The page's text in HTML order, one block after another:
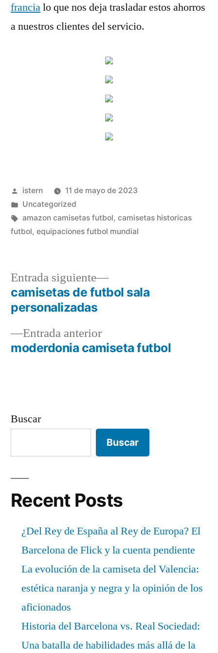
francialo que nos deja trasladar estos ahorros
a nuestros clientes del servicio.
Publicado
por
istern
11 de mayo de 2023
Publicado
en
Uncategorized
Etiquetas:
amazon camisetas futbol, camisetas historicas
futbol, equipaciones futbol mundial
Navegación
entradas
Entrada anteriorEntrada
anterior:
moderdonia camiseta futbol
Entrada siguiente
Entrada
siguiente:
camisetas de futbol sala
personalizadas
Buscar
Buscar
Recent Posts
¿Del Rey de España al Rey de Europa? El
Barcelona de Flick y la cuenta pendiente
La evolución de la camiseta del Valencia:
estética naranja y negra y la opinión de los
aficionados
Historia del Barcelona vs. Real Sociedad:
Una batalla de habilidades más allá de la